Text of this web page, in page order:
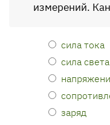
измерений.
сила тока
сила света
заряд